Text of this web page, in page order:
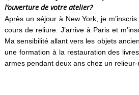
l’ouverture de votre atelier?
Après un séjour à New York, je
cours de reliure. J’arrive à Paris et
Ma sensibilité allant vers les objets
une formation à la restauration des
armes pendant deux ans chez un